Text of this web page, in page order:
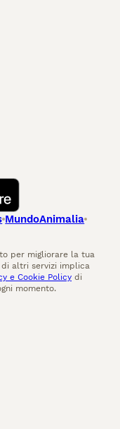
MundoAnimalia
per migliorare la tua
di altri servizi implica
e Cookie Policy di
momento.